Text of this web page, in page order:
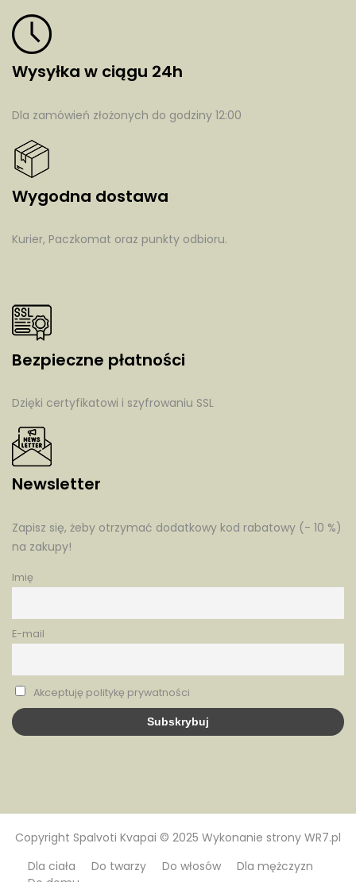
Wysyłka w ciągu 24h
Dla zamówień złożonych do godziny 12:00
Wygodna dostawa
Kurier, Paczkomat oraz punkty odbioru.
Bezpieczne płatności
Dzięki certyfikatowi i szyfrowaniu SSL
Newsletter
Zapisz się, żeby otrzymać dodatkowy kod rabatowy (- 10 %)
na zakupy!
Imię
E-mail
Akceptuję politykę prywatności
Copyright Spalvoti Kvapai © 2025 Wykonanie strony WR7.pl
Dla ciała
Do twarzy Do włosów
Dla mężczyzn